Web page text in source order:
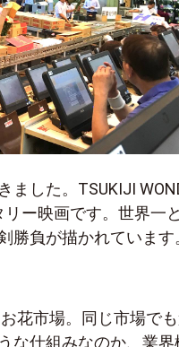
ました。 TSUKIJI
リー映画です。世界一
勝負が描かれています
花市場。同じ市場で
な仕組みなのか、業界